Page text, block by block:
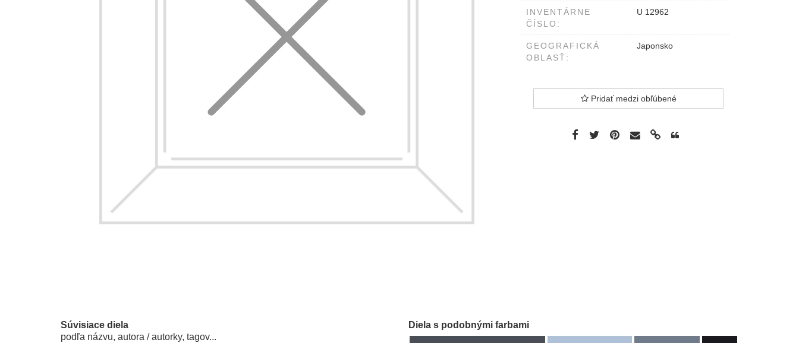
INVENTÁRNE
ČÍSLO:
U 12962
GEOGRAFICKÁ
OBLASŤ:
Japonsko
Pridať medzi obľúbené
Súvisiace diela
podľa názvu, autora / autorky, tagov...
Diela s podobnými farbami